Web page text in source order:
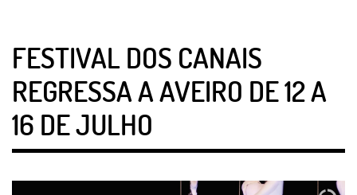
FESTIVAL DOS CANAIS
REGRESSA A AVEIRO DE 12 A
16 DE JULHO